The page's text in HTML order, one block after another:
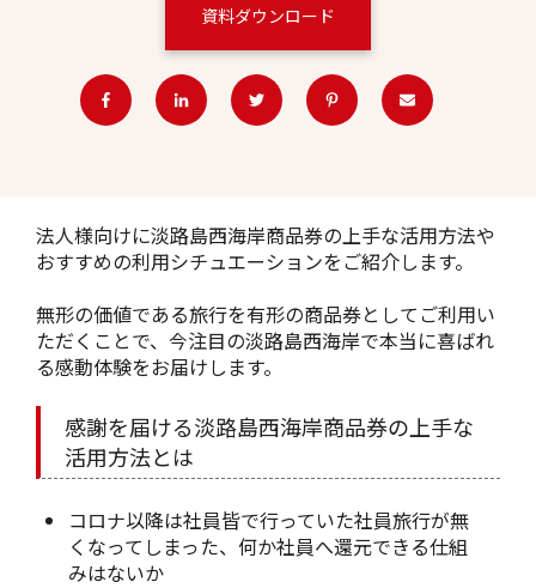
資料ダウンロード
法人様向けに淡路島西海岸商品券の上手な活用方法や
おすすめの利用シチュエーションをご紹介します。
無形の価値である旅行を有形の商品券としてご利用い
ただくことで、今注目の淡路島西海岸で本当に喜ばれ
る感動体験をお届けします。
感謝を届ける淡路島西海岸商品券の上手な
活用方法とは
コロナ以降は社員皆で行っていた社員旅行が無
くなってしまった、何か社員へ還元できる仕組
みはないか